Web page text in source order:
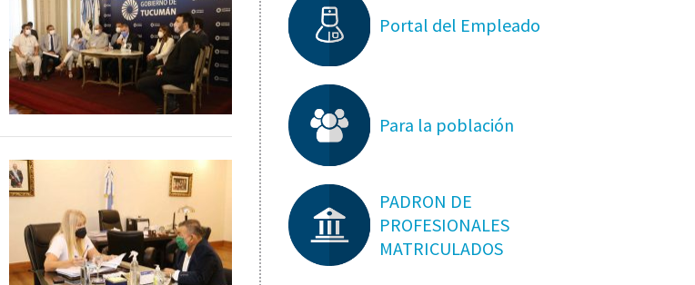
Portal del Empleado
Para la población
PADRON DE
PROFESIONALES
MATRICULADOS